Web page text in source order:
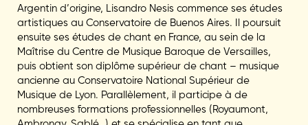
Argentin d’origine, Lisandro Nesis commence ses études
artistiques au Conservatoire de Buenos Aires. Il poursuit
ensuite ses études de chant en France, au sein de la
Maîtrise du Centre de Musique Baroque de Versailles,
puis obtient son diplôme supérieur de chant – musique
ancienne au Conservatoire National Supérieur de
Musique de Lyon. Parallèlement, il participe à de
nombreuses formations professionnelles (Royaumont,